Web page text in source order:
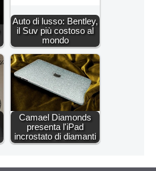
Auto di lusso: Bentley,
il Suv più costoso al
mondo
Camael Diamonds
presenta l'iPad
incrostato di diamanti